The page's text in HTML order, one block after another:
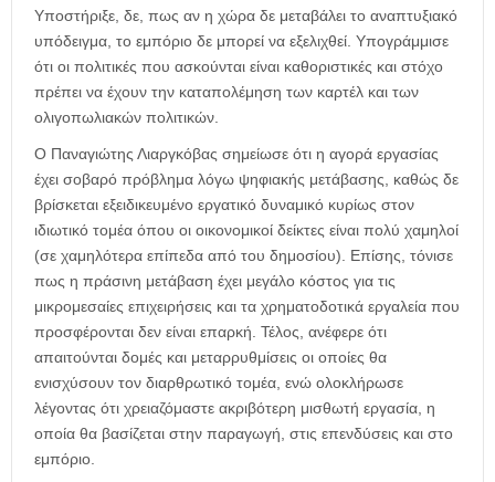
Υποστήριξε, δε, πως αν η χώρα δε μεταβάλει το αναπτυξιακό
υπόδειγμα, το εμπόριο δε μπορεί να εξελιχθεί. Υπογράμμισε
ότι οι πολιτικές που ασκούνται είναι καθοριστικές και στόχο
πρέπει να έχουν την καταπολέμηση των καρτέλ και των
ολιγοπωλιακών πολιτικών.
Ο Παναγιώτης Λιαργκόβας σημείωσε ότι η αγορά εργασίας
έχει σοβαρό πρόβλημα λόγω ψηφιακής μετάβασης, καθώς δε
βρίσκεται εξειδικευμένο εργατικό δυναμικό κυρίως στον
ιδιωτικό τομέα όπου οι οικονομικοί δείκτες είναι πολύ χαμηλοί
(σε χαμηλότερα επίπεδα από του δημοσίου). Επίσης, τόνισε
πως η πράσινη μετάβαση έχει μεγάλο κόστος για τις
μικρομεσαίες επιχειρήσεις και τα χρηματοδοτικά εργαλεία που
προσφέρονται δεν είναι επαρκή. Τέλος, ανέφερε ότι
απαιτούνται δομές και μεταρρυθμίσεις οι οποίες θα
ενισχύσουν τον διαρθρωτικό τομέα, ενώ ολοκλήρωσε
λέγοντας ότι χρειαζόμαστε ακριβότερη μισθωτή εργασία, η
οποία θα βασίζεται στην παραγωγή, στις επενδύσεις και στο
εμπόριο.